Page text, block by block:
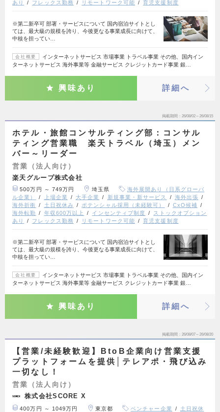
あり フレックス勤務 リモートワーク可能 育児支援制度
※第二新卒可 部署・サービスについて 国内宿泊サイトとし
ては、最大級の規模を誇り、今後更なる事業成長に向けて、
中核を担ってい…
会社概要
インターネットサービス 市場事業 トラベル事業 その他、国内イン
ターネットサービス 海外事業等 金融サービス クレジットカード事業 銀…
興味あり 詳細へ
掲載期間 26/08/02～26/08/15
ホテル・旅館コンサルティング部：コンサル
ティング営業職 楽天トラベル（埼玉）メン
バー～リーダー
営業（法人向け）
楽天グループ株式会社
500万円 ～ 749万円 埼玉県
海外展開あり（日系グローバ
ル企業）
上場企業 大手企業 新規事業・新サービス
海外出張
海外折衝
土日祝休み ポテンシャル採用（未経験可）
CxO候補
海外転勤
年収600万以上 インセンティブ制度
ストックオプション
あり
フレックス勤務 リモートワーク可能 育児支援制度
※第二新卒可 部署・サービスについて 国内宿泊サイトとし
ては、最大級の規模を誇り、今後更なる事業成長に向けて、
中核を担ってい…
会社概要
インターネットサービス 市場事業 トラベル事業 その他、国内イン
ターネットサービス 海外事業等 金融サービス クレジットカード事業 銀…
興味あり 詳細へ
掲載期間 26/08/07～26/08/20
【営業/未経験歓迎】BtoB企業向け営業支援
プラットフォームを提供│テレアポ・飛び込み
一切なし！
営業（法人向け）
株式会社SCORE X
400万円 ～ 1049万円 東京都 ベンチャー企業
土日祝休